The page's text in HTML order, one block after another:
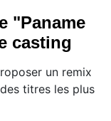
"Paname
casting
un remix
titres les plus